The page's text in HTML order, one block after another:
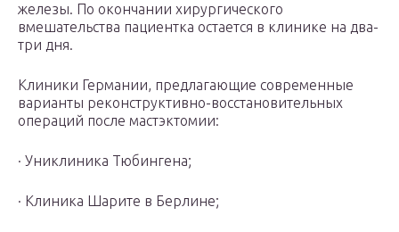
железы. По окончании хирургического
вмешательства пациентка остается в клинике на два-
три дня.
Клиники Германии, предлагающие современные
варианты реконструктивно-восстановительных
операций после мастэктомии:
· Униклиника Тюбингена;
· Клиника Шарите в Берлине;